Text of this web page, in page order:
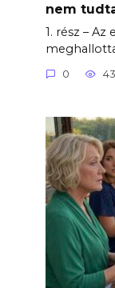
nem
1. rész – Az
0